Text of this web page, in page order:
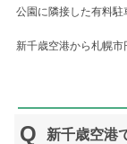
公園に隣接した有料駐
新千歳空港から札幌市
新千歳空港